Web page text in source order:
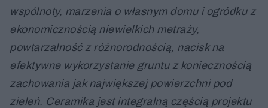
wspólnoty, marzenia o własnym domu i ogródku z
ekonomicznością niewielkich metraży,
powtarzalność z różnorodnością, nacisk na
efektywne wykorzystanie gruntu z koniecznością
zachowania jak największej powierzchni pod
zieleń. Ceramika jest integralną częścią projektu